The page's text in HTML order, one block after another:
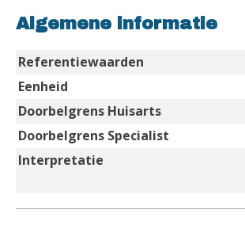
Algemene informatie
Referentiewaarden
Eenheid
Doorbelgrens Huisarts
Doorbelgrens Specialist
Interpretatie